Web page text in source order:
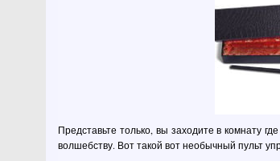
Представьте только, вы заходите в комнату
волшебству. Вот такой вот необычный пульт